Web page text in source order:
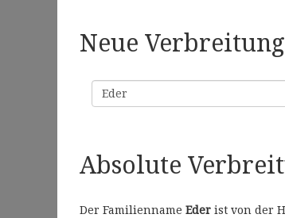
Neue
Familienname
Absolute
Der Familienname Eder ist von der